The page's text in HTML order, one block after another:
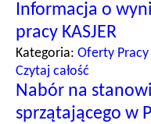
Informacja o
pracy KASJER
Kategoria: Oferty Pracy
Czytaj całość
Nabór na
sprzątającego w